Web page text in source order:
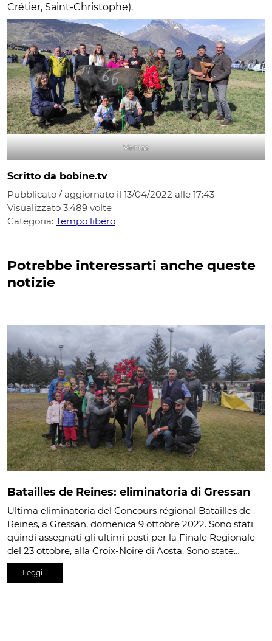
Crétier, Saint-Christophe).
Venise
Scritto da bobine.tv
Pubblicato / aggiornato il 13/04/2022 alle 17:43
Visualizzato 3.489 volte
Categoria: Tempo libero
Potrebbe interessarti anche queste
notizie
Batailles de Reines: eliminatoria di Gressan
Ultima eliminatoria del Concours régional Batailles de
Reines, a Gressan, domenica 9 ottobre 2022. Sono stati
quindi assegnati gli ultimi posti per la Finale Regionale
del 23 ottobre, alla Croix-Noire di Aosta. Sono state…
Leggi…